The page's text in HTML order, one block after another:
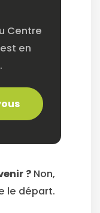
Centre
en
? Non,
le départ.